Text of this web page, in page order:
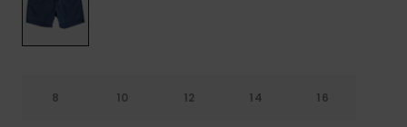
8 10 12 14 16